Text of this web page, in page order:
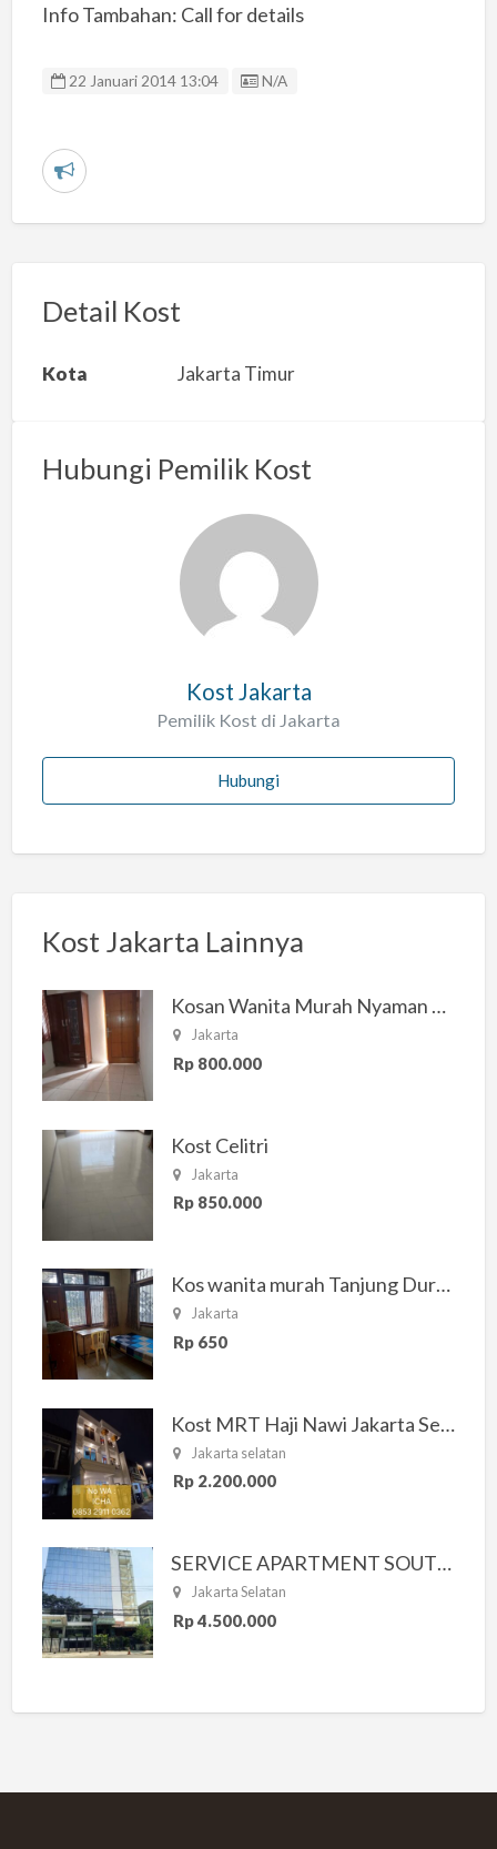
Info Tambahan: Call for details
22 Januari 2014 13:04 Listing ID
N/A
L
r
a
s
Detail Kost
Kota Jakarta Timur
Hubungi Pemilik Kost
Kost Jakarta
Pemilik Kost di Jakarta
Hubungi
Kost Jakarta Lainnya
Kosan Wanita Murah Nyaman di Jakarta Selatan
Jakarta
Rp 800.000
Kost Celitri
Jakarta
Rp 850.000
Kos wanita murah Tanjung Duren Jakarta Barat
Jakarta
Rp 650
Kost MRT Haji Nawi Jakarta Selatan
Jakarta selatan
Rp 2.200.000
SERVICE APARTMENT SOUTH RESIDENCE
Jakarta Selatan
Rp 4.500.000